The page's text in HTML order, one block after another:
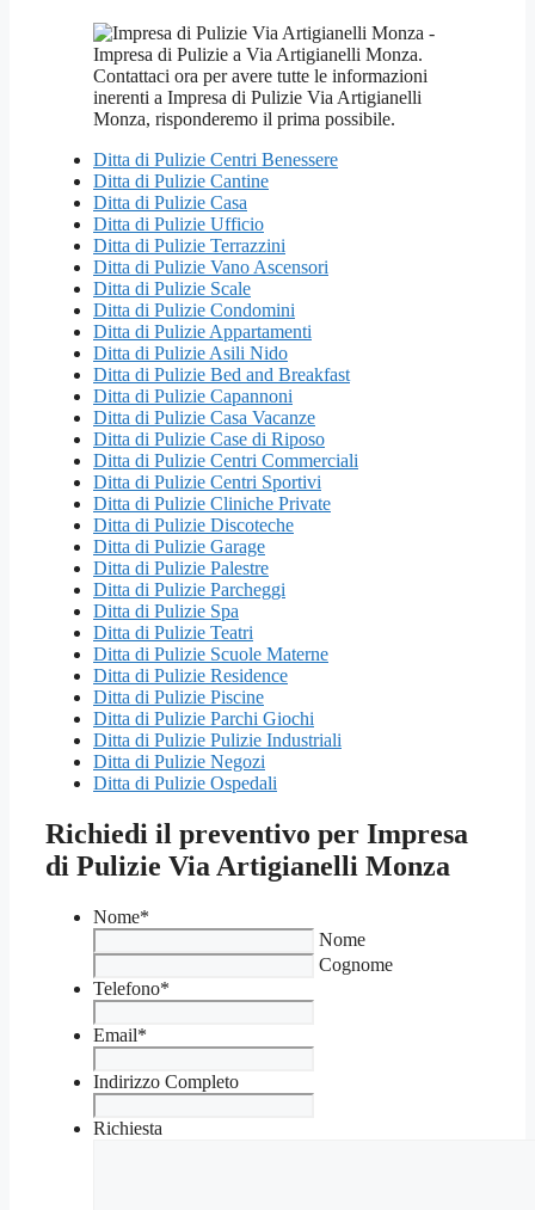
Ditta di Pulizie Centri Benessere
Ditta di Pulizie Cantine
Ditta di Pulizie Casa
Ditta di Pulizie Ufficio
Ditta di Pulizie Terrazzini
Ditta di Pulizie Vano Ascensori
Ditta di Pulizie Scale
Ditta di Pulizie Condomini
Ditta di Pulizie Appartamenti
Ditta di Pulizie Asili Nido
Ditta di Pulizie Bed and Breakfast
Ditta di Pulizie Capannoni
Ditta di Pulizie Casa Vacanze
Ditta di Pulizie Case di Riposo
Ditta di Pulizie Centri Commerciali
Ditta di Pulizie Centri Sportivi
Ditta di Pulizie Cliniche Private
Ditta di Pulizie Discoteche
Ditta di Pulizie Garage
Ditta di Pulizie Palestre
Ditta di Pulizie Parcheggi
Ditta di Pulizie Spa
Ditta di Pulizie Teatri
Ditta di Pulizie Scuole Materne
Ditta di Pulizie Residence
Ditta di Pulizie Piscine
Ditta di Pulizie Parchi Giochi
Ditta di Pulizie Pulizie Industriali
Ditta di Pulizie Negozi
Ditta di Pulizie Ospedali
Richiedi il preventivo per Impresa
di Pulizie Via Artigianelli Monza
Nome*
Nome
Cognome
Telefono*
Email*
Indirizzo Completo
Richiesta